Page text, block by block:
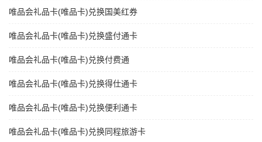
唯品会礼品卡(唯品卡)兑换国美红券
唯品会礼品卡(唯品卡)兑换盛付通卡
唯品会礼品卡(唯品卡)兑换付费通
唯品会礼品卡(唯品卡)兑换得仕通卡
唯品会礼品卡(唯品卡)兑换便利通卡
唯品会礼品卡(唯品卡)兑换同程旅游卡